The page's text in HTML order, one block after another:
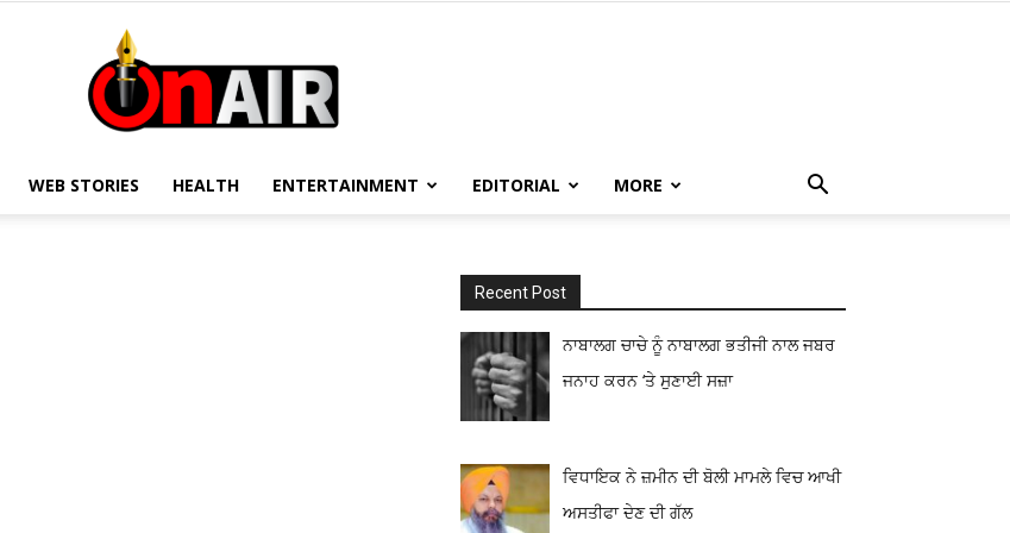
WEB STORIES HEALTH ENTERTAINMENT EDITORIAL MORE
Recent Post
ਨਾਬਾਲਗ ਚਾਚੇ ਨੂੰ ਨਾਬਾਲਗ ਭਤੀਜੀ ਨਾਲ ਜਬਰ
ਜਨਾਹ ਕਰਨ ‘ਤੇ ਸੁਣਾਈ ਸਜ਼ਾ
ਵਿਧਾਇਕ ਨੇ ਜ਼ਮੀਨ ਦੀ ਬੋਲੀ ਮਾਮਲੇ ਵਿਚ ਆਖੀ
ਅਸਤੀਫਾ ਦੇਣ ਦੀ ਗੱਲ